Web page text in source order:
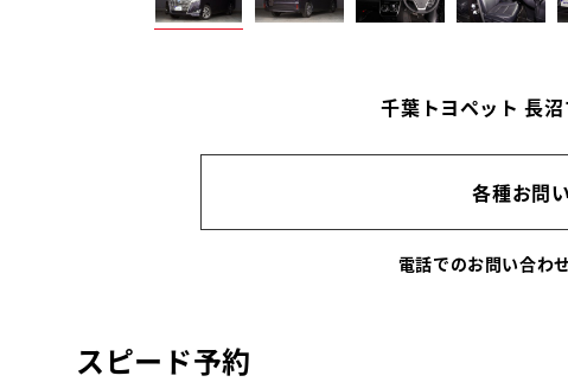
千葉トヨペット 長
各種お問
電話でのお問い合わ
スピード予約